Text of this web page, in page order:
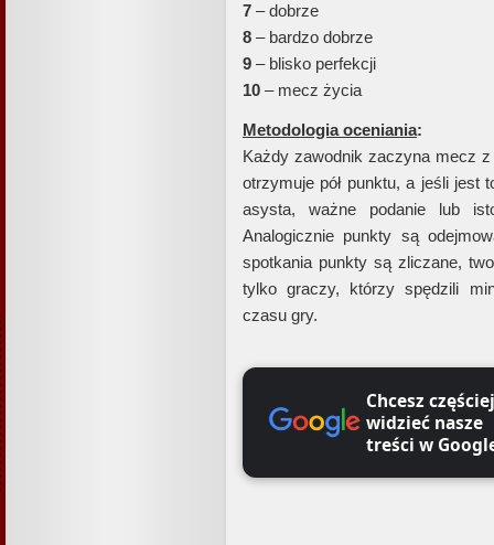
7 – dobrze
8 – bardzo dobrze
9 – blisko perfekcji
10 – mecz życia
Metodologia oceniania:
Każdy zawodnik zaczyna mecz
otrzymuje pół punktu, a jeśli jest
asysta, ważne podanie lub
Analogicznie punkty są
spotkania punkty są zliczane,
tylko graczy, którzy spędzili
czasu gry.
Chcesz częściej
widzieć nasze
treści w